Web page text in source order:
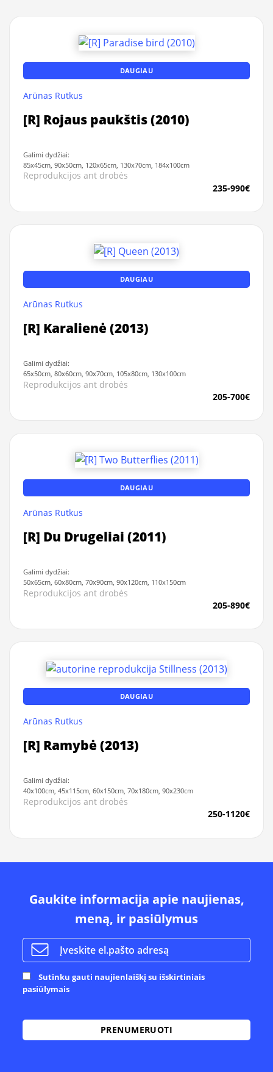
DAUGIAU
Arūnas Rutkus
[R] Rojaus paukštis (2010)
Galimi dydžiai:
85x45cm, 90x50cm, 120x65cm, 130x70cm, 184x100cm
Reprodukcijos ant drobės
235-990€
DAUGIAU
Arūnas Rutkus
[R] Karalienė (2013)
Galimi dydžiai:
65x50cm, 80x60cm, 90x70cm, 105x80cm, 130x100cm
Reprodukcijos ant drobės
205-700€
DAUGIAU
Arūnas Rutkus
[R] Du Drugeliai (2011)
Galimi dydžiai:
50x65cm, 60x80cm, 70x90cm, 90x120cm, 110x150cm
Reprodukcijos ant drobės
205-890€
DAUGIAU
Arūnas Rutkus
[R] Ramybė (2013)
Galimi dydžiai:
40x100cm, 45x115cm, 60x150cm, 70x180cm, 90x230cm
Reprodukcijos ant drobės
250-1120€
Gaukite informacija apie naujienas,
meną, ir pasiūlymus
Sutinku gauti naujienlaiškį su išskirtiniais
pasiūlymais